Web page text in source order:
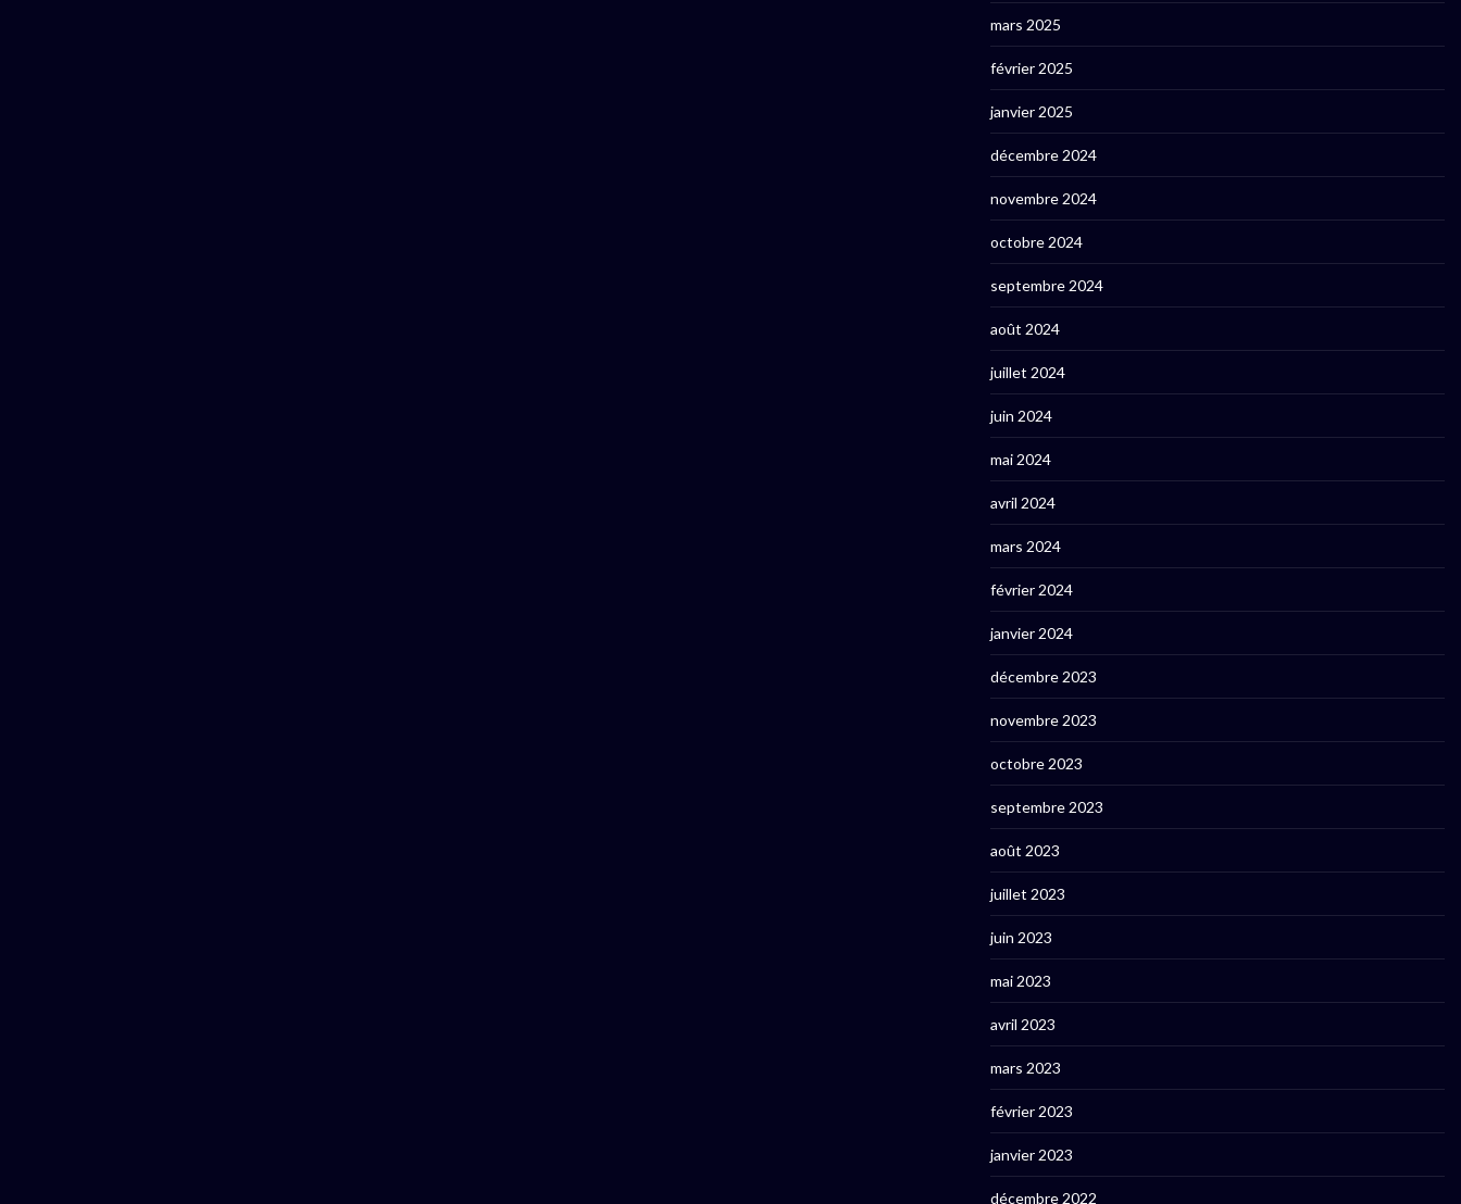
mars 2025
février 2025
janvier 2025
décembre 2024
novembre 2024
octobre 2024
septembre 2024
août 2024
juillet 2024
juin 2024
mai 2024
avril 2024
mars 2024
février 2024
janvier 2024
décembre 2023
novembre 2023
octobre 2023
septembre 2023
août 2023
juillet 2023
juin 2023
mai 2023
avril 2023
mars 2023
février 2023
janvier 2023
décembre 2022